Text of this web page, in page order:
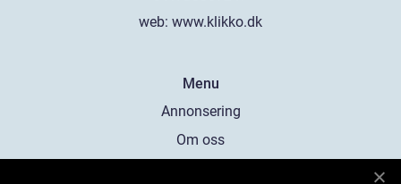
web: www.klikko.dk
Menu
Annonsering
Om oss